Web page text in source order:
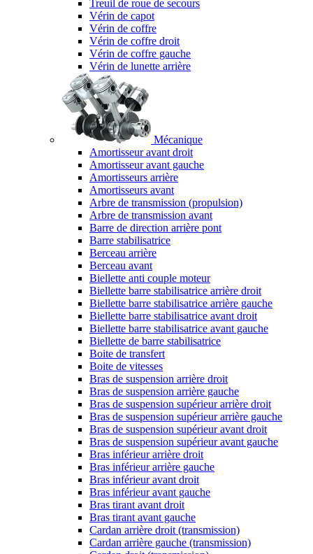
Treuil de roue de secours
Vérin de capot
Vérin de coffre
Vérin de coffre droit
Vérin de coffre gauche
Vérin de lunette arrière
Mécanique
Amortisseur avant droit
Amortisseur avant gauche
Amortisseurs arrière
Amortisseurs avant
Arbre de transmission (propulsion)
Arbre de transmission avant
Barre de direction arrière pont
Barre stabilisatrice
Berceau arrière
Berceau avant
Biellette anti couple moteur
Biellette barre stabilisatrice arrière droit
Biellette barre stabilisatrice arrière gauche
Biellette barre stabilisatrice avant droit
Biellette barre stabilisatrice avant gauche
Biellette de barre stabilisatrice
Boite de transfert
Boite de vitesses
Bras de suspension arrière droit
Bras de suspension arrière gauche
Bras de suspension supérieur arrière droit
Bras de suspension supérieur arrière gauche
Bras de suspension supérieur avant droit
Bras de suspension supérieur avant gauche
Bras inférieur arrière droit
Bras inférieur arrière gauche
Bras inférieur avant droit
Bras inférieur avant gauche
Bras tirant avant droit
Bras tirant avant gauche
Cardan arrière droit (transmission)
Cardan arrière gauche (transmission)